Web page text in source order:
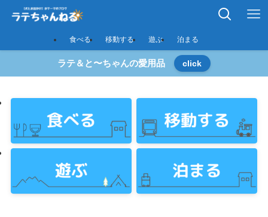
食べる 移動する 遊ぶ 泊まる
ラテ＆と〜ちゃんの愛用品 click